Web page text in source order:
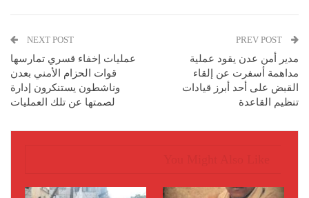
مدير أمن عدن يقود عملية
مداهمة أسفرت عن إلقاء
القبض على أحد أبرز قيادات
تنظيم القاعدة
NEXT POST
عمليات إخفاء قسري تمارسها
قوات الحزام الأمني بعدن
وناشطون يستنكرون إدارة
لصمتها عن تلك العمليات